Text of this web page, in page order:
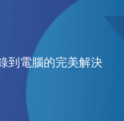
到電腦的完美解決